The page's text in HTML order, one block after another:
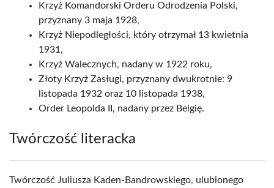
Krzyż Komandorski Orderu Odrodzenia Polski,
przyznany 3 maja 1928,
Krzyż Niepodległości, który otrzymał 13 kwietnia
1931,
Krzyż Walecznych, nadany w 1922 roku,
Złoty Krzyż Zasługi, przyznany dwukrotnie: 9
listopada 1932 oraz 10 listopada 1938,
Order Leopolda II, nadany przez Belgię.
Twórczość literacka
Twórczość Juliusza Kaden-Bandrowskiego, ulubionego